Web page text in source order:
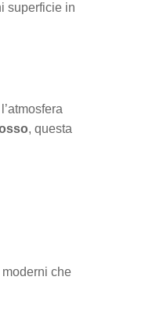
superficie in
, questa
che